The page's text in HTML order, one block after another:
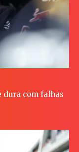
com falhas